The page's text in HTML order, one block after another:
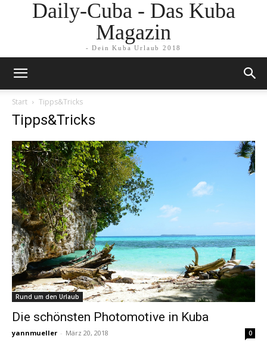
Daily-Cuba - Das Kuba
Magazin
- Dein Kuba Urlaub 2018
Start Tipps&Tricks
Tipps&Tricks
Rund um den Urlaub
Die schönsten Photomotive in Kuba
yannmueller - März 20, 2018 0